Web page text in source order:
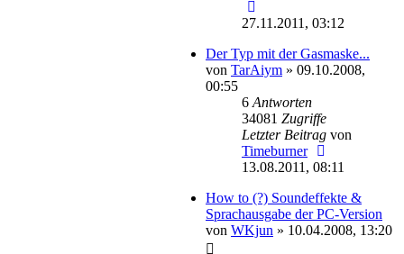
27.11.2011, 03:12
Der Typ mit der Gasmaske...
von TarAiym » 09.10.2008,
00:55
6 Antworten
34081 Zugriffe
Letzter Beitrag von
Timeburner
13.08.2011, 08:11
How to (?) Soundeffekte &
Sprachausgabe der PC-Version
von WKjun » 10.04.2008, 13:20